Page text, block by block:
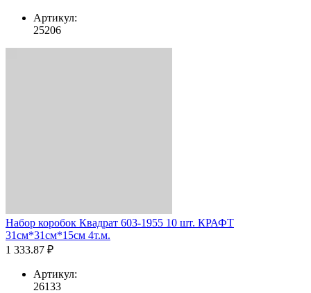
Артикул:
25206
Набор коробок Квадрат 603-1955 10 шт. КРАФТ
31см*31см*15см 4т.м.
1 333.87 ₽
Артикул:
26133